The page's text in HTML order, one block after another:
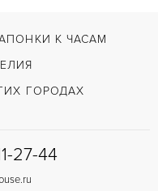
Застежка с помощью шипа
К ЧАСАМ
ГОРОДАХ
27-44